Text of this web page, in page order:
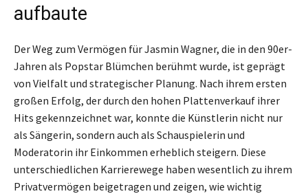
aufbaute
Der Weg zum Vermögen für Jasmin Wagner, die in den 90er-
Jahren als Popstar Blümchen berühmt wurde, ist geprägt
von Vielfalt und strategischer Planung. Nach ihrem ersten
großen Erfolg, der durch den hohen Plattenverkauf ihrer
Hits gekennzeichnet war, konnte die Künstlerin nicht nur
als Sängerin, sondern auch als Schauspielerin und
Moderatorin ihr Einkommen erheblich steigern. Diese
unterschiedlichen Karrierewege haben wesentlich zu ihrem
Privatvermögen beigetragen und zeigen, wie wichtig